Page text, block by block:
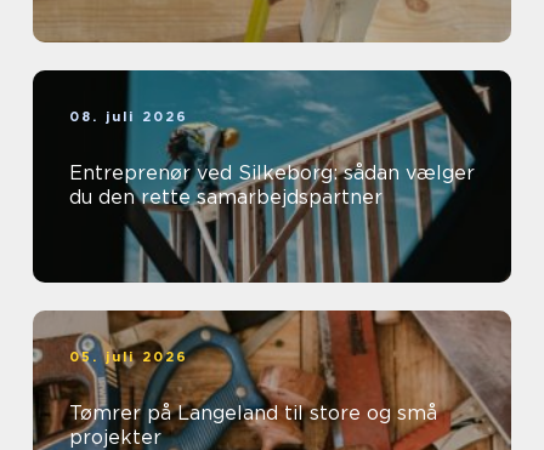
08. juli 2026
Entreprenør ved Silkeborg: sådan vælger
du den rette samarbejdspartner
05. juli 2026
Tømrer på Langeland til store og små
projekter